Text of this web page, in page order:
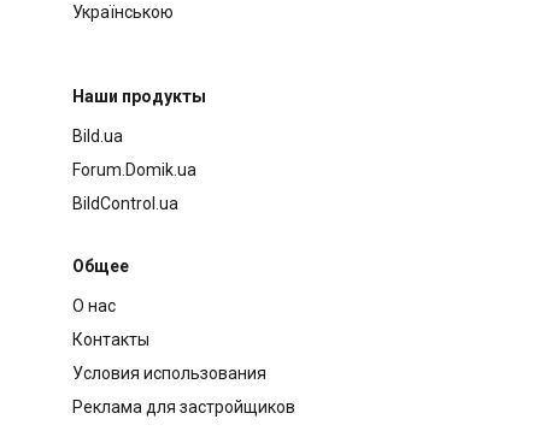
Українською
Наши продукты
Bild.ua
Forum.Domik.ua
BildControl.ua
Общее
О нас
Контакты
Условия использования
Реклама для застройщиков